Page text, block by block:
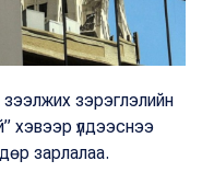
зэрэглэлийн
хэвээр үлдээснээ
зарлалаа.